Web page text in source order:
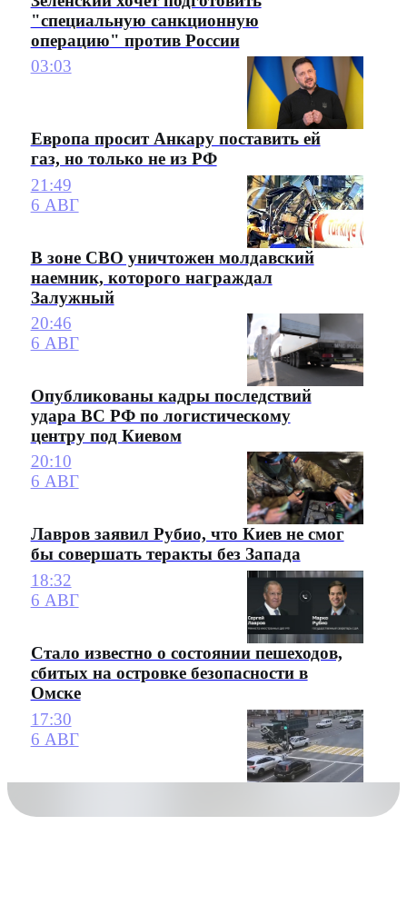
"специальную санкционную
операцию" против России
03:03
Европа просит Анкару поставить ей
газ, но только не из РФ
21:49
6 АВГ
В зоне СВО уничтожен молдавский
наемник, которого награждал
Залужный
20:46
6 АВГ
Опубликованы кадры последствий
удара ВС РФ по логистическому
центру под Киевом
20:10
6 АВГ
Лавров заявил Рубио, что Киев не смог
бы совершать теракты без Запада
18:32
6 АВГ
Стало известно о состоянии пешеходов,
сбитых на островке безопасности в
Омске
17:30
6 АВГ